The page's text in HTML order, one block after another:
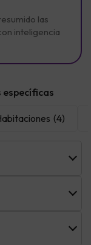
las
inteligencia
específicas
(4)